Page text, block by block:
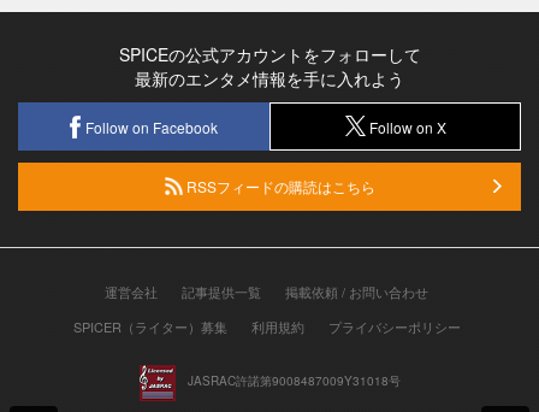
SPICEの公式アカウントをフォローして
最新のエンタメ情報を手に入れよう
Follow on Facebook Follow on X
RSSフィードの購読はこちら
運営会社 記事提供一覧
掲載依頼 / お問い合わせ
SPICER（ライター）募集
利用規約 プライバシーポリシー
JASRAC許諾第9008487009Y31018号